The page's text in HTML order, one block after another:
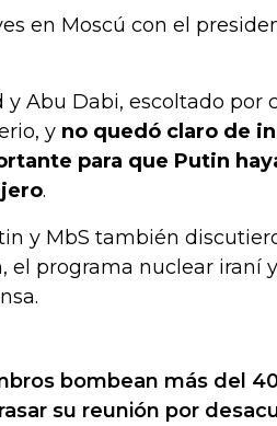
en Moscú con el
Abu Dabi, escoltado por
y no quedó claro de
para que Putin
.
y MbS también
el programa nuclear iraní
bombean más del
su reunión por